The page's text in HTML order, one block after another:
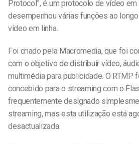
Protocol”, é um protocolo de vídeo em
desempenhou várias funções ao
vídeo em linha.
Foi criado pela Macromedia, que foi
com o objetivo de distribuir vídeo,
multimédia para publicidade. O RTMP
concebido para o streaming com o
frequentemente designado
streaming, mas esta utilização está
desactualizada.